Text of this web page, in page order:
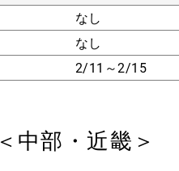
なし
なし
2/11～2/15
＜中部・近畿＞